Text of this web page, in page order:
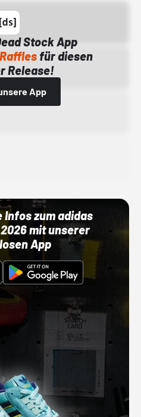
Stock App
Rafflesfür diesen
Release!
App
Infos zum adidas
mit unserer
App